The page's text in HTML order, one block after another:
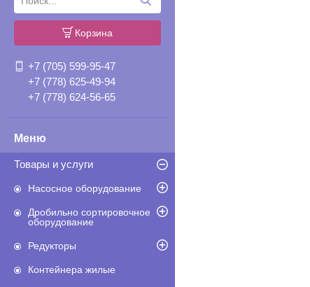
Корзина
+7 (705) 599-95-47
+7 (778) 625-49-94
+7 (778) 624-56-65
Товары и услуги
Насосное оборудование
Дробильно сортировочное
оборудование
Редукторы
Контейнера жилые